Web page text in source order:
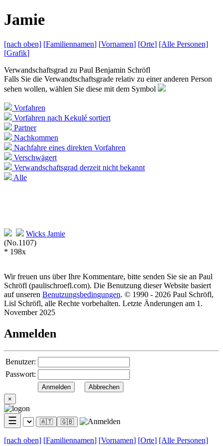
Jamie
[nach oben] [Familiennamen] [Vornamen] [Orte] [Alle Personen]
[Grafik]
Verwandschaftsgrad zu Paul Benjamin Schröfl
Falls Sie die Verwandtschaftsgrade relativ zu einer anderen Person
sehen wollen, wählen Sie diese mit dem Symbol
Vorfahren
Vorfahren nach Kekulé sortiert
Partner
Nachkommen
Nachfahre eines direkten Vorfahren
Verschwägert
Verwandschaftsgrad derzeit nicht bekannt
Alle
Wicks Jamie
(No.1107)
* 198x
Wir freuen uns über Ihre Kommentare, bitte senden Sie sie an Paul
Schröfl (paulischroefl.com). Die Benutzung dieser Website basiert
auf unseren Benutzungsbedingungen. © 1990 - 2026 Paul Schröfl,
Lisl Schröfl, alle Rechte vorbehalten. Letzte Änderungen am 1.
November 2025
Anmelden
Benutzer:
Passwort:
×
☰ 🇦🇹 🇬🇧
[nach oben] [Familiennamen] [Vornamen] [Orte] [Alle Personen]